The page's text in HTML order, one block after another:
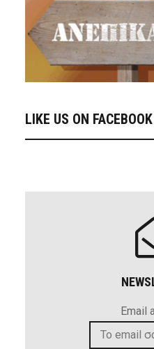
LIKE US ON FACEBOOK
Email